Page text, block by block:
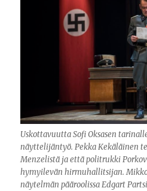
Uskottavuutta Sofi Oksasen
näyttelijäntyö. Pekka Kekäläinen
Menzelistä ja että politrukki
hymyilevän hirmuhallitsijan.
näytelmän pääroolissa Edgart